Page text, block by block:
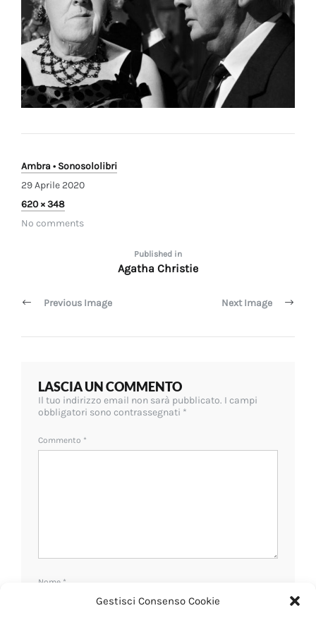
Gestisci Consenso Cookie
Ambra • Sonosololibri
29 Aprile 2020
Full
size
620 × 348
No comments
Navigazione
articoli
Published in
Agatha Christie
Previous Image Next Image
LASCIA UN COMMENTO
Il tuo indirizzo email non sarà pubblicato. I campi
obbligatori sono contrassegnati *
Commento *
Nome *